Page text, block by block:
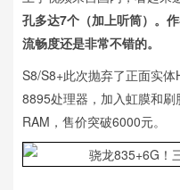
孔多达7个（加上听筒）。
流畅度还是非常不错的。
S8/S8+此次抛弃了正面实
8895处理器，加入虹膜和
RAM，售价突破6000元。